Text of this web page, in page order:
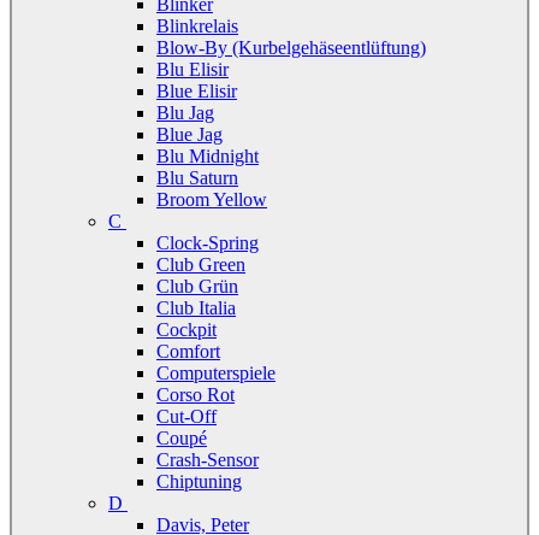
Blinker
Blinkrelais
Blow-By (Kurbelgehäseentlüftung)
Blu Elisir
Blue Elisir
Blu Jag
Blue Jag
Blu Midnight
Blu Saturn
Broom Yellow
C
Clock-Spring
Club Green
Club Grün
Club Italia
Cockpit
Comfort
Computerspiele
Corso Rot
Cut-Off
Coupé
Crash-Sensor
Chiptuning
D
Davis, Peter